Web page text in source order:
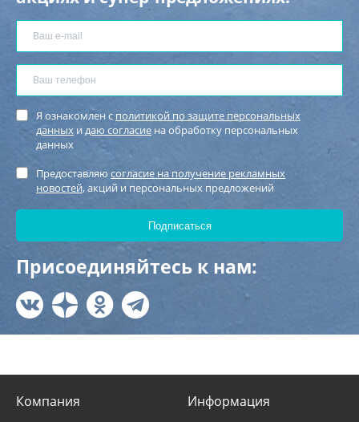
Я ознакомлен с политикой по защите персональных
данных идаю согласие на обработку персональных
данных
Предоставляю согласие на получение рекламных
новостей, акций и персональных предложений
Присоединяйтесь к нам:
Компания Информация